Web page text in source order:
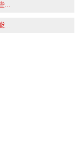
...
...